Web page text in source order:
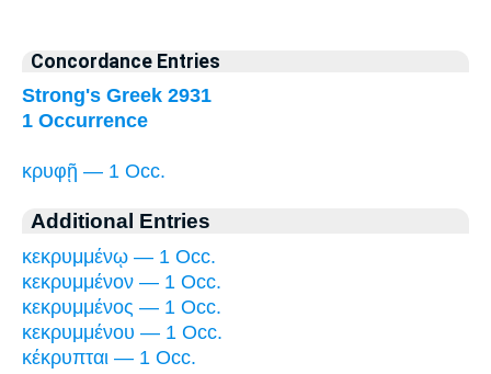
Concordance Entries
Strong's Greek 2931
1 Occurrence
κρυφῇ — 1 Occ.
Additional Entries
κεκρυμμένῳ — 1 Occ.
κεκρυμμένον — 1 Occ.
κεκρυμμένος — 1 Occ.
κεκρυμμένου — 1 Occ.
κέκρυπται — 1 Occ.